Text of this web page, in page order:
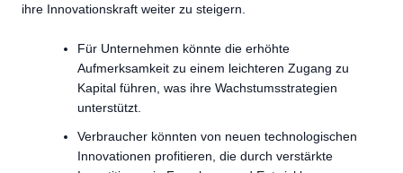
ihre Innovationskraft weiter zu steigern.
Für Unternehmen könnte die erhöhte
Aufmerksamkeit zu einem leichteren Zugang zu
Kapital führen, was ihre Wachstumsstrategien
unterstützt.
Verbraucher könnten von neuen technologischen
Innovationen profitieren, die durch verstärkte